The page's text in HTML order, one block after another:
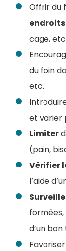
Offrir du
endroits
cage,
du foin
etc.
et varier
Limiter
(pain,
Vérifier
l’aide
formées,
d’un
Favoriser